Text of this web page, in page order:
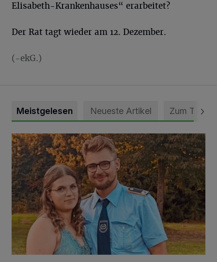
Elisabeth-Krankenhauses“ erarbeitet?
Der Rat tagt wieder am 12. Dezember.
(-ekG.)
Meistgelesen Neueste Artikel Zum Thema
Mit Herzblut die Gemeinschaft leben